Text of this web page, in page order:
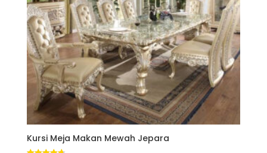
Kursi Meja Makan Mewah Jepara